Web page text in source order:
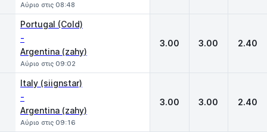
Αύριο στις 08:48
Portugal (Cold)
-
Argentina (zahy)
Αύριο στις 09:02
3.00 3.00 2.40
Italy (siignstar)
-
Argentina (zahy)
Αύριο στις 09:16
3.00 3.00 2.40